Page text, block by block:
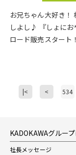
お兄ちゃん大好き！
しよし♪ 『しょにお
ロード販売スタート！
|< < 534
KADOKAWAグルー
社長メッセージ